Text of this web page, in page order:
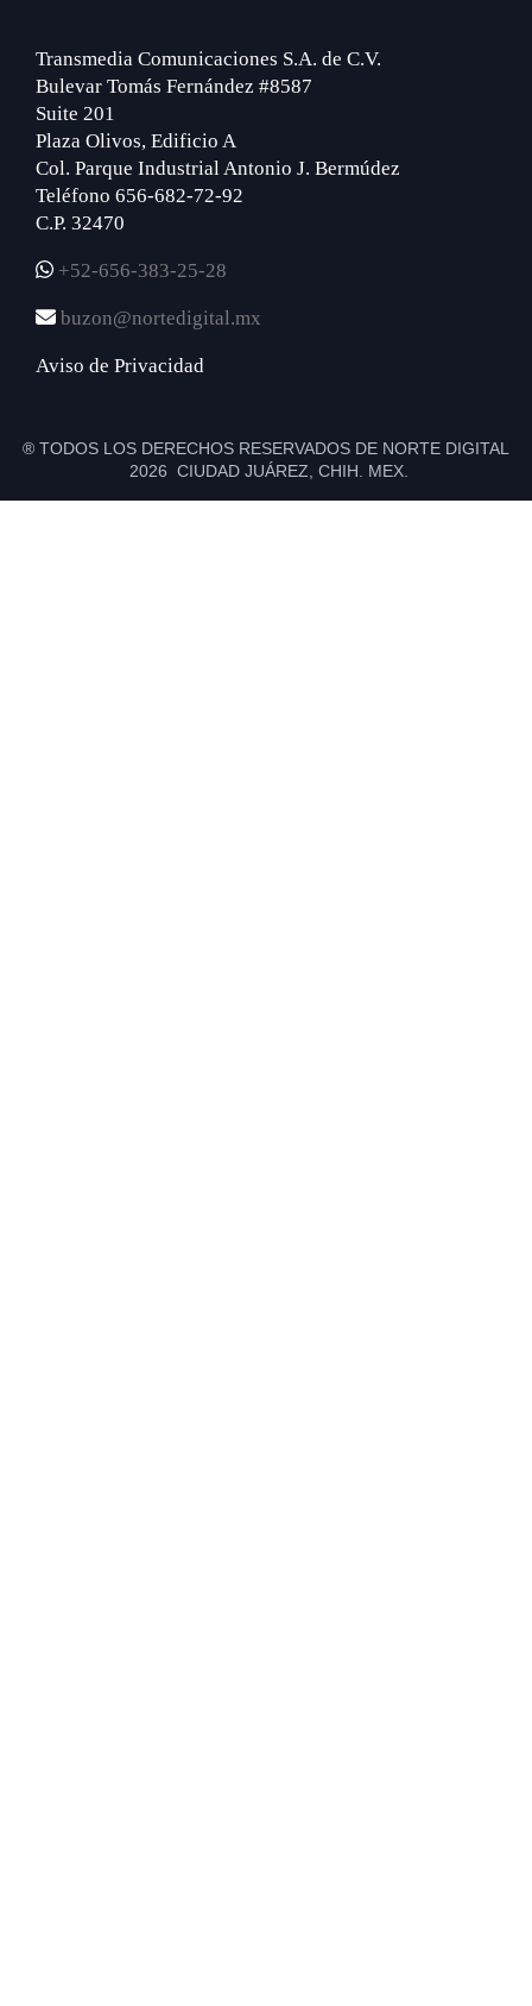
Transmedia Comunicaciones S.A. de C.V.
Bulevar Tomás Fernández #8587
Suite 201
Plaza Olivos, Edificio A
Col. Parque Industrial Antonio J. Bermúdez
Teléfono 656-682-72-92
C.P. 32470
+52-656-383-25-28
buzon@nortedigital.mx
Aviso de Privacidad
® TODOS LOS DERECHOS RESERVADOS DE NORTE DIGITAL
2026 CIUDAD JUÁREZ, CHIH. MEX.